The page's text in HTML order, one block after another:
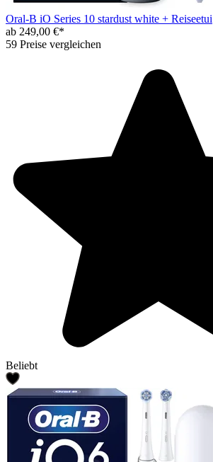
Oral-B iO Series 10 stardust white + Reiseetui
ab 249,00 €*
59 Preise vergleichen
Beliebt